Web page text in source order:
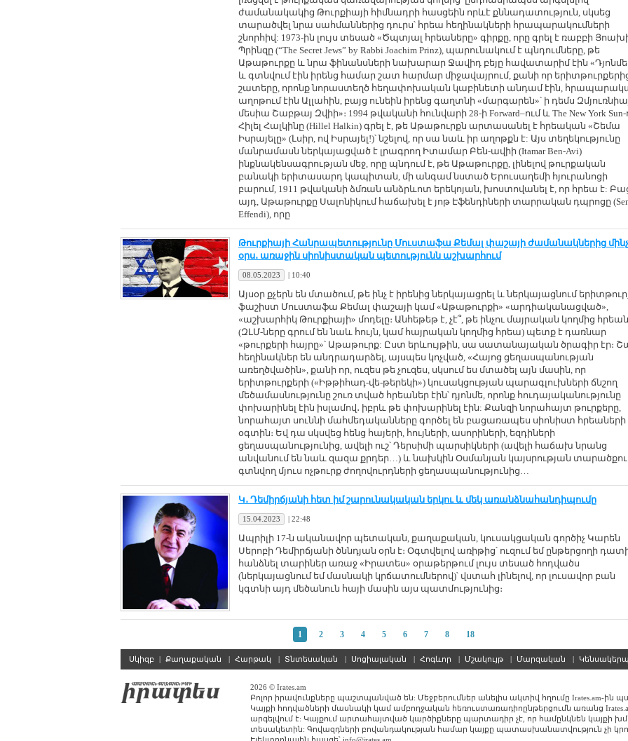
ժամանակակից Թուրքիայի հիմնադրի հասցեին որևէ քննադատություն, սկսեց
տարածվել նրա սահմաններից դուրս՝ հրեա հեղինակների հրապարակումների
շնորհիվ: 1973-ին լույս տեսած «Ծպտյալ հրեաները» գիրքը, որը գրել է ռաբբի
Պրինզը (“The Secret Jews” by Rabbi Joachim Prinz), պարունակում է պնդումները, թե
Աթաթուրքը և նրա ֆինանսների նախարար Ջավիդ բեյը հավատարիմ էին
և գտնվում էին իրենց համար շատ հարմար միջավայրում, քանի որ
շատերը, որոնք նորաստեղծ հեղափոխական կաբինետի անդամ էին,
աղոթում էին Ալլահին, բայց ունեին իրենց գաղտնի «մարգարեն»՝ ի դեմս
մեսիա Շաբթայ Զվիի»։ 1994 թվականի հունվարի 28-ի Forward–ում և The New York Sun-
Հիլել Հալկինը (Hillel Halkin) գրել է, թե Աթաթուրքն արտասանել է հրեական «Շեմա
Իսրայելը» (Լսիր, ով Իսրայել!)՝ նշելով, որ սա նաև իր աղոթքն է: Այս տեղեկությունը
մանրամասն ներկայացված է լրագրող Իտամար Բեն-ավիի (Itamar Ben-Avi)
ինքնակենսագրության մեջ, որը պնդում է, թե Աթաթուրքը, լինելով թուրքական
բանակի երիտասարդ կապիտան, մի անգամ նստած Երուսաղեմի հյուրանոցի
բարում, 1911 թվականի ձմռան անձրևոտ երեկոյան, խոստովանել է, որ հրեա է:
այդ, Աթաթուրքը Սալոնիկում հաճախել է յոթ Էֆենդիների տարրական դպրոցը
Effendi), որը
Թուրքիայի Հանրապետությունը Մուստաֆա Քեմալ փաշայի ժամանակներից մինչ
օրս․ առաջին սիոնիստական պետությունն աշխարհում
08.05.2023 | 10:40
Այսօր քչերն են մտածում, թե ինչ է իրենից ներկայացրել և ներկայացնում
ֆաշիստ Մուստաֆա Քեմալ փաշայի կամ «Աթաթուրքի» «արդիականացված»,
«աշխարհիկ Թուրքիայի» մոդելը։ Անհեթեթ է, չէ՞, թե ինչու մայրական կողմից հրեան
(ԶԼՄ-ները գրում են նաև հույն, կամ հայրական կողմից հրեա) պետք է դառնար
«թուրքերի հայրը»՝ Աթաթուրք: Ըստ երևույթին, սա սատանայական ծրագիր էր։
հեղինակներ են անդրադարձել, այսպես կոչված, «Հայոց ցեղասպանության
առեղծվածին», քանի որ, ուզես թե չուզես, սկսում ես մտածել այն մասին, որ
երիտթուրքերի («Իթթիհադ-վե-թերեկի») կուսակցության պարագլուխների ճնշող
մեծամասնությունը շուռ տված հրեաներ էին՝ դյոնմե, որոնք հուդայականությունը
փոխարինել էին իսլամով․ իբրև թե փոխարինել էին: Քանզի նորահայտ թուրքերը,
նորահայտ սուննի մահմեդականները գործել են բացառապես սիոնիստ հրեաների
օգտին։ Եվ դա սկսվեց հենց հայերի, հույների, ասորիների, եզդիների
ցեղասպանությունից, ավելի ուշ՝ Դերսիմի պարսիկների (ավելի հաճախ նրանց
անվանում են նաև զազա քրդեր…) և նախկին Օսմանյան կայսրության
գտնվող մյուս ոչթուրք ժողովուրդների ցեղասպանությունից…
Կ․ Դեմիրճյանի հետ իմ շարունակական երկու և մեկ առանձնահանդիպումը
15.04.2023 | 22:48
Ապրիլի 17-ն ականավոր պետական, քաղաքական, կուսակցական գործիչ Կարեն
Սերոբի Դեմիրճյանի ծննդյան օրն է։ Օգտվելով առիթից՝ ուզում եմ ընթերցողի
հանձնել տարիներ առաջ «Իրատես» օրաթերթում լույս տեսած հոդվածս
(ներկայացնում եմ մասնակի կրճատումներով)՝ վստահ լինելով, որ լուսավոր բան
կգտնի այդ մեծանուն հայի մասին այս պատմությունից։
1 2 3 4 5 6 7 8 18
Սկիզբ | Քաղաքական | Հարթակ | Տնտեսական | Սոցիալական | Հոգևոր | Մշակույթ | Մարզական | Կենսակերպ
2026 © Irates.am
Բոլոր իրավունքները պաշտպանված են: Մեջբերումներ անելիս ակտիվ հղումը Irates.am-ին
Կայքի հոդվածների մասնակի կամ ամբողջական հեռուստառադիոընթերցումն առանց
արգելվում է: Կայքում արտահայտված կարծիքները պարտադիր չէ, որ համընկնեն կայքի
տեսակետին: Գովազդների բովանդակության համար կայքը պատասխանատվություն չի